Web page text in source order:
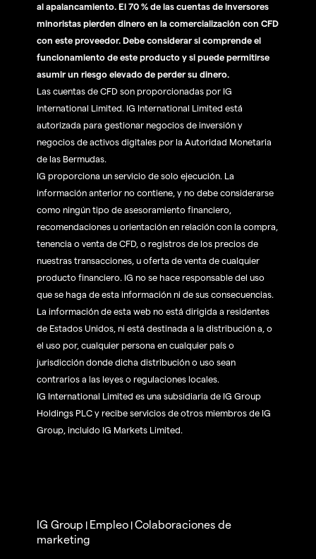
al apalancamiento. El 70 % de las cuentas de inversores
minoristas pierden dinero en la comercialización con CFD
con este proveedor. Debe considerar si comprende el
funcionamiento de este producto y si puede permitirse
asumir un riesgo elevado de perder su dinero.
Las cuentas de CFD son proporcionadas por IG
International Limited. IG International Limited está
autorizada para gestionar negocios de inversión y
negocios de activos digitales por la Autoridad Monetaria
de las Bermudas.
IG proporciona un servicio de solo ejecución. La
información anterior no contiene, y no debe considerarse
como ningún tipo de asesoramiento financiero,
recomendaciones u orientación en relación con la compra,
tenencia o venta de CFD, o registros de los precios de
nuestras transacciones, u oferta de venta de cualquier
producto financiero. IG no se hace responsable del uso
que se haga de esta información ni de sus consecuencias.
La información de esta web no está dirigida a residentes
de Estados Unidos, ni está destinada a la distribución a, o
el uso por, cualquier persona en cualquier país o
jurisdicción donde dicha distribución o uso sean
contrarios a las leyes o regulaciones locales.
IG International Limited es una subsidiaria de IG Group
Holdings PLC y recibe servicios de otros miembros de IG
Group, incluido IG Markets Limited.
IG Group | Empleo |Colaboraciones de
marketing